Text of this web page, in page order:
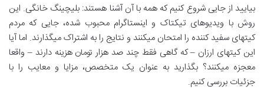
بیایید از جایی شروع کنیم که همه با آن آشنا هستند: بلیچینگ خانگی. این
روش با ویدیوهای تیکتاک و اینستاگرام محبوب شده، جایی که مردم
کیتهای سفید کننده را امتحان میکنند و نتایج را به اشتراک میگذارند. اما آیا
این کیتهای ارزان – که گاهی فقط چند صد هزار تومان هزینه دارند – واقعا
معجزه میکنند؟ بگذارید به عنوان یک متخصص، مزایا و معایب را با
جزئیات بررسی کنیم.